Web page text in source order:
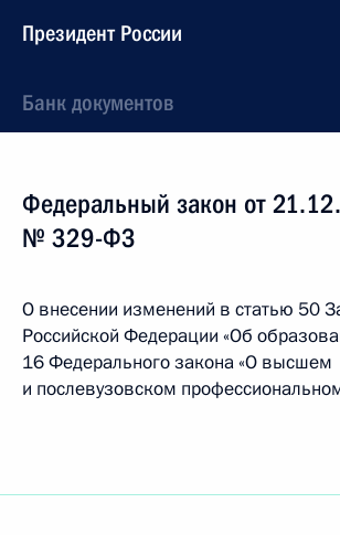
Президент России
Банк документов
Федеральный закон от
№ 329-ФЗ
О внесении изменений в статью 50
Российской Федерации «Об
16 Федерального закона «О высшем
и послевузовском